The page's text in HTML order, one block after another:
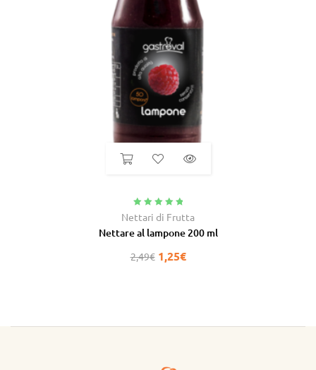
Valutato 5.00
Nettari di Frutta
Nettare al lampone 200 ml
2,49€ 1,25€